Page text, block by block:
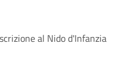
al Nido d'Infanzia